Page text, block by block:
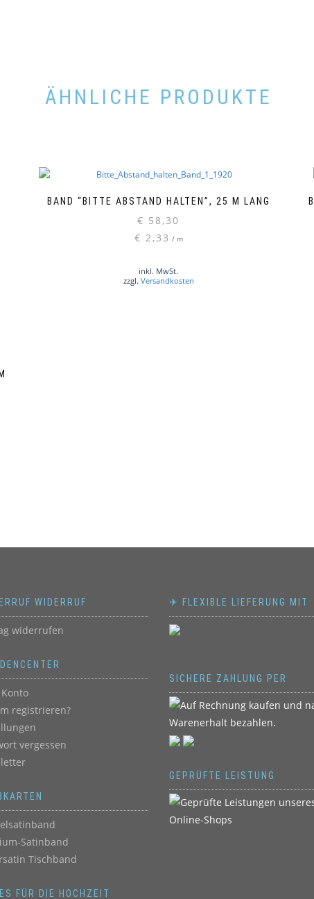
ÄHNLICHE PRODUKTE
BAND “BITTE ABSTAND HALTEN”, 25 M LANG
€ 58,30
€ 2,33 / m
inkl. MwSt.
zzgl. Versandkosten
WIDERRUF
widerrufen
registrieren?
vergessen
Satinband
Tischband
FÜR DIE HOCHZEIT
✈ FLEXIBLE LIEFERUNG MIT
SICHERE ZAHLUNG PER
GEPRÜFTE LEISTUNG